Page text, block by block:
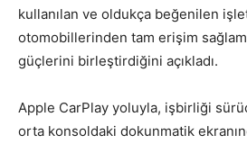
kullanılan ve oldukça beğenilen
otomobillerinden tam erişim
güçlerini birleştirdiğini açıkladı.
Apple CarPlay yoluyla, işbirliği
orta konsoldaki dokunmatik